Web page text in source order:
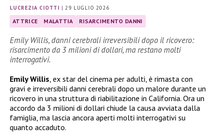
LUCREZIA CIOTTI | 29 LUGLIO 2026
ATTRICE MALATTIA RISARCIMENTO DANNI
Emily Willis, danni cerebrali irreversibili dopo il ricovero:
risarcimento da 3 milioni di dollari, ma restano molti
interrogativi.
Emily Willis, ex star del cinema per adulti, è rimasta con
gravi e irreversibili danni cerebrali dopo un malore durante un
ricovero in una struttura di riabilitazione in California. Ora un
accordo da 3 milioni di dollari chiude la causa avviata dalla
famiglia, ma lascia ancora aperti molti interrogativi su
quanto accaduto.